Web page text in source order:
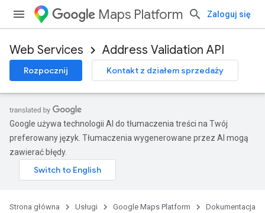
Maps Platform Zaloguj się
Web Services Address Validation API
Rozpocznij Kontakt z działem sprzedaży
Google używa technologii AI do tłumaczenia treści na Twój
preferowany język. Tłumaczenia wygenerowane przez AI mogą
zawierać błędy.
Strona główna Usługi Google Maps Platform
Dokumentacja